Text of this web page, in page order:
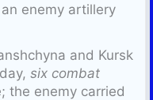
enemy artillery
and Kursk
six combat
the enemy carried